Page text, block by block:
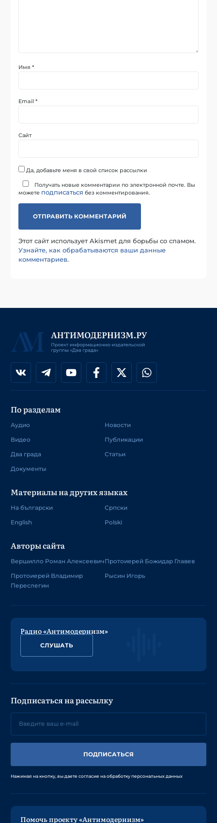
Имя*
Email*
Сайт
Да, добавьте меня в свой список рассылки
Получать новые комментарии по электронной почте. Вы
можете подписаться без комментирования.
Этот сайт использует Akismet для борьбы со спамом.
Узнайте, как обрабатываются ваши данные
комментариев.
По разделам
Аудио
Видео
Два града
Документы
Новости
Публикации
Статьи
Материалы на других языках
На български
English
Српски
Polski
Авторы сайта
Вершилло Роман Алексеевич
Протоиерей Владимир
Переслегин
Протоиерей Божидар Главев
Рысин Игорь
Радио «Антимодернизм»
СЛУШАТЬ
Подписаться на рассылку
ПОДПИСАТЬСЯ
Нажимая на кнопку, вы даете согласие на обработку персональных данных
Помочь проекту «Антимодернизм»